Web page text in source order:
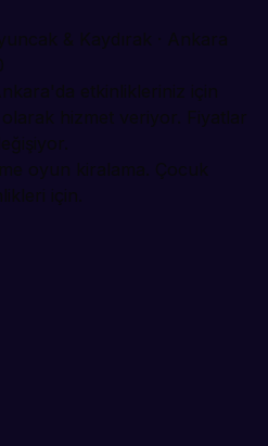
& Kaydırak · Ankara
etkinlikleriniz için
hizmet veriyor. Fiyatlar
oyun kiralama. Çocuk
için.